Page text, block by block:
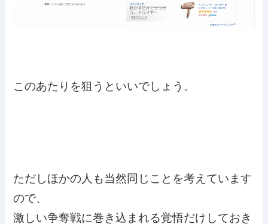
このあたりを狙うといいでしょう。
ただしほかの人も当然同じことを考えています
ので、
激しい争奪戦に巻き込まれる覚悟だけしておき